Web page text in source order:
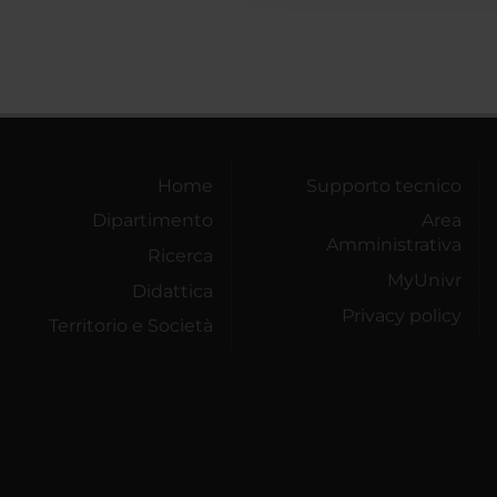
Home
Dipartimento
Ricerca
Didattica
Territorio e Società
Supporto tecnico
Area
Amministrativa
MyUnivr
Privacy policy